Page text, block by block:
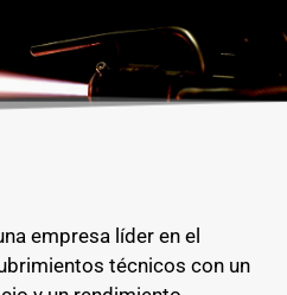
empresa líder en el
técnicos con un